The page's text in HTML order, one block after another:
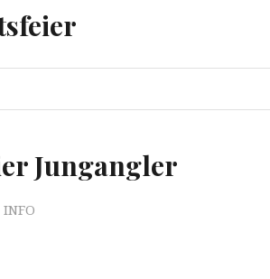
Jungangler
INFO